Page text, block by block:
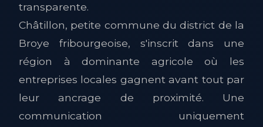
transparente.
Châtillon, petite commune du district de la
Broye fribourgeoise, s'inscrit dans une
région à dominante agricole où les
entreprises locales gagnent avant tout par
leur ancrage de proximité. Une
communication uniquement